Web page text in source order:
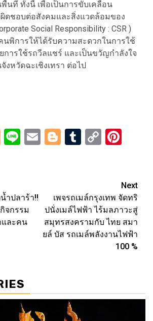
นที่ ทั้งนี้ เพื่อเป็นการขับเคลื่อน
ดชอบต่อสังคมและสิ่งแวดล้อมของ
Social Responsibility : CSR )
นพิการให้ได้รับความสะดวกในการใช้
การใช้รถวีลแชร์ และเป็นขวัญกำลังใจ
งหวัดฉะเชิงเทรา ต่อไป
Reddit
LineEmailBlogger
Tumblr
Copy
ำปลาร้า!!
จกรรม
และคน
Next
เพจรถเมล์กรุงเทพ จัดทริ
ปนั่งเมล์ไฟฟ้า ไร้มลภาวะสู่
สมุทรสงครามกับ ไทย สมา
ยล์ บัส รถเมล์พลังงานไฟฟ้า
100 %